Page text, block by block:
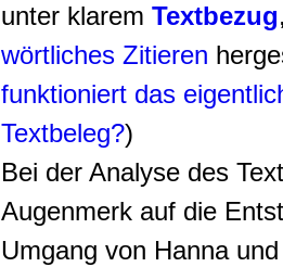
unter klarem Textbezug
wörtliches Zitieren
funktioniert das
Textbeleg?)
Bei der Analyse des
Augenmerk auf die
Umgang von Hanna